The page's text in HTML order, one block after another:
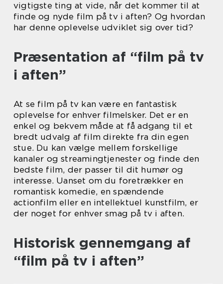
vigtigste ting at vide, når det kommer til at
finde og nyde film på tv i aften? Og hvordan
har denne oplevelse udviklet sig over tid?
Præsentation af “film på tv
i aften”
At se film på tv kan være en fantastisk
oplevelse for enhver filmelsker. Det er en
enkel og bekvem måde at få adgang til et
bredt udvalg af film direkte fra din egen
stue. Du kan vælge mellem forskellige
kanaler og streamingtjenester og finde den
bedste film, der passer til dit humør og
interesse. Uanset om du foretrækker en
romantisk komedie, en spændende
actionfilm eller en intellektuel kunstfilm, er
der noget for enhver smag på tv i aften.
Historisk gennemgang af
“film på tv i aften”